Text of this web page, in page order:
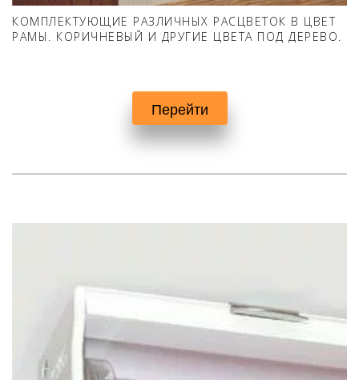
КОМПЛЕКТУЮЩИЕ РАЗЛИЧНЫХ РАСЦВЕТОК В ЦВЕТ
РАМЫ. КОРИЧНЕВЫЙ И ДРУГИЕ ЦВЕТА ПОД ДЕРЕВО.
Перейти